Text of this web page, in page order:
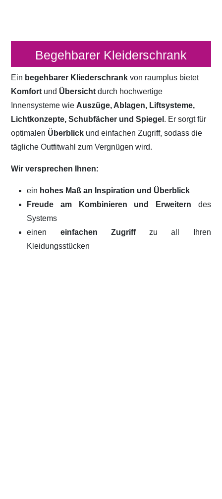
Begehbarer Kleiderschrank
Ein begehbarer Kliederschrankvon raumplus bietet
Komfort und Übersicht durch hochwertige
Innensysteme wie Auszüge, Ablagen, Liftsysteme,
Lichtkonzepte, Schubfächer und Spiegel . Er sorgt für
optimalen Überblick und einfachen Zugriff, sodass die
tägliche Outfitwahl zum Vergnügen wird.
Wir versprechen Ihnen:
ein hohes Maß an Inspiration und Überblick
Freude am Kombinieren und Erweitern des
Systems
einen einfachen Zugriffzu all Ihren
Kleidungsstücken